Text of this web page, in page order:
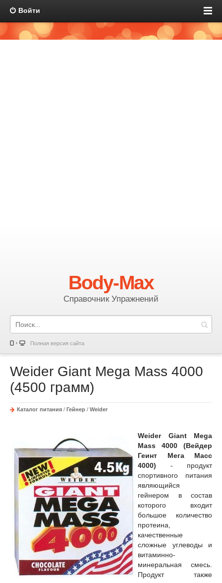
Войти
Body-Max
Справочник Упражнений
Полная версия сайта
Weider Giant Mega Mass 4000
(4500 грамм)
Каталог питания / Гейнер / Weider
Weider Giant Mega
Mass 4000 (Вейдер
Геинт Мега Масс
4000) - продукт
спортивного питания
являющийся
гейнером в состав
которого входит
большое количество
протеина,
качественные
сложные углеводы и
витаминно-
минеральная смесь.
Продукт также